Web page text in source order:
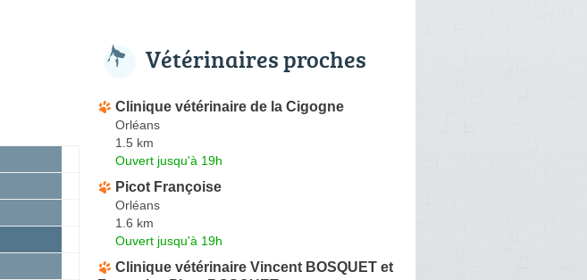
Vétérinaires proches
Clinique vétérinaire de la Cigogne
Orléans
1.5 km
Ouvert jusqu'à 19h
Picot Françoise
Orléans
1.6 km
Ouvert jusqu'à 19h
Clinique vétérinaire Vincent BOSQUET et